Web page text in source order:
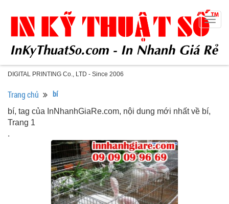
DIGITAL PRINTING Co., LTD - Since 2006
Trang chủ bí
bí, tag của InNhanhGiaRe.com, nội dung mới nhất về bí,
Trang 1
.